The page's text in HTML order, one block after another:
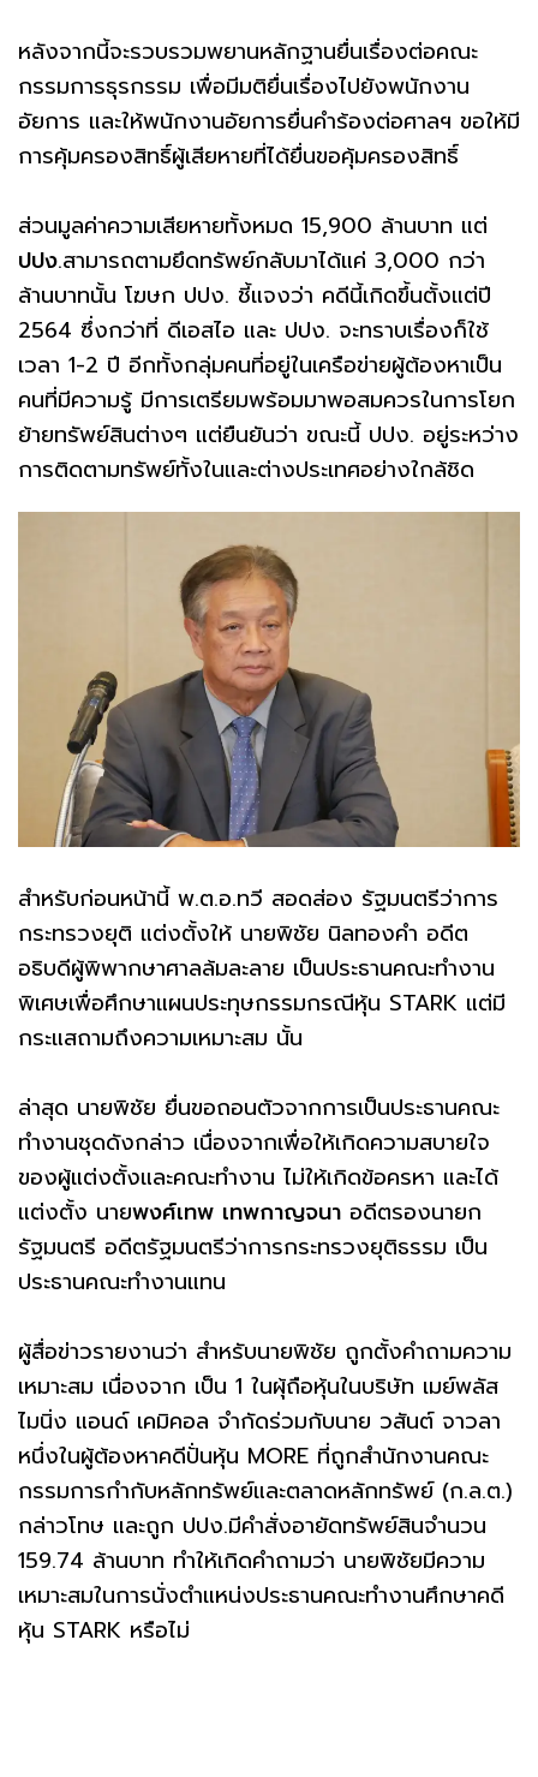
หลังจากนี้จะรวบรวมพยานหลักฐานยื่นเรื่องต่อคณะ
กรรมการธุรกรรม เพื่อมีมติยื่นเรื่องไปยังพนักงาน
อัยการ และให้พนักงานอัยการยื่นคำร้องต่อศาลฯ ขอให้มี
การคุ้มครองสิทธิ์ผู้เสียหายที่ได้ยื่นขอคุ้มครองสิทธิ์
ส่วนมูลค่าความเสียหายทั้งหมด 15,900 ล้านบาท แต่
ปปง.สามารถตามยึดทรัพย์กลับมาได้แค่ 3,000 กว่า
ล้านบาทนั้น โฆษก ปปง. ชี้แจงว่า คดีนี้เกิดขึ้นตั้งแต่ปี
2564 ซึ่งกว่าที่ ดีเอสไอ และ ปปง. จะทราบเรื่องก็ใช้
เวลา 1-2 ปี อีกทั้งกลุ่มคนที่อยู่ในเครือข่ายผู้ต้องหาเป็น
คนที่มีความรู้ มีการเตรียมพร้อมมาพอสมควรในการโยก
ย้ายทรัพย์สินต่างๆ แต่ยืนยันว่า ขณะนี้ ปปง. อยู่ระหว่าง
การติดตามทรัพย์ทั้งในและต่างประเทศอย่างใกล้ชิด
สำหรับก่อนหน้านี้ พ.ต.อ.ทวี สอดส่อง รัฐมนตรีว่าการ
กระทรวงยุติ แต่งตั้งให้ นายพิชัย นิลทองคำ อดีต
อธิบดีผู้พิพากษาศาลล้มละลาย เป็นประธานคณะทำงาน
พิเศษเพื่อศึกษาแผนประทุษกรรมกรณีหุ้น STARK แต่มี
กระแสถามถึงความเหมาะสม นั้น
ล่าสุด นายพิชัย ยื่นขอถอนตัวจากการเป็นประธานคณะ
ทำงานชุดดังกล่าว เนื่องจากเพื่อให้เกิดความสบายใจ
ของผู้แต่งตั้งและคณะทำงาน ไม่ให้เกิดข้อครหา และได้
แต่งตั้ง นายพงศ์เทพ เทพกาญจนา อดีตรองนายก
รัฐมนตรี อดีตรัฐมนตรีว่าการกระทรวงยุติธรรม เป็น
ประธานคณะทำงานแทน
ผู้สื่อข่าวรายงานว่า สำหรับนายพิชัย ถูกตั้งคำถามความ
เหมาะสม เนื่องจาก เป็น 1 ในผุ้ถือหุ้นในบริษัท เมย์พลัส
ไมนิ่ง แอนด์ เคมิคอล จำกัดร่วมกับนาย วสันต์ จาวลา
หนึ่งในผู้ต้องหาคดีปั่นหุ้น MORE ที่ถูกสำนักงานคณะ
กรรมการกำกับหลักทรัพย์และตลาดหลักทรัพย์ (ก.ล.ต.)
กล่าวโทษ และถูก ปปง.มีคำสั่งอายัดทรัพย์สินจำนวน
159.74 ล้านบาท ทำให้เกิดคำถามว่า นายพิชัยมีความ
เหมาะสมในการนั่งตำแหน่งประธานคณะทำงานศึกษาคดี
หุ้น STARK หรือไม่